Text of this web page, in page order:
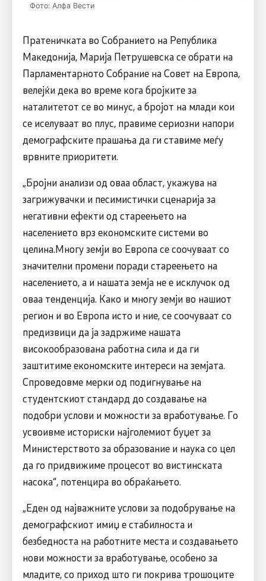
Фото: Алфа Вести
Пратеничката во Собранието на Република
Македонија, Марија Петрушевска се обрати на
Парламентарното Собрание на Совет на Европа,
велејќи дека во време кога бројките за
наталитетот се во минус, а бројот на млади кои
се иселуваат во плус, правиме сериозни напори
демографските прашања да ги ставиме меѓу
врвните приоритети.
„Бројни анализи од оваа област, укажува на
загрижувачки и песимистички сценарија за
негативни ефекти од стареењето на
населението врз економските системи во
целина.Многу земји во Европа се соочуваат со
значителни промени поради стареењето на
населението, а и нашата земја не е исклучок од
оваа тенденција. Како и многу земји во нашиот
регион и во Европа исто и ние, се соочуваат со
предизвици да ја задржиме нашата
високообразована работна сила и да ги
заштитиме економските интереси на земјата.
Спроведовме мерки од подигнување на
студентскиот стандард до создавање на
подобри услови и можности за вработување. Го
усвоивме историски најголемиот буџет за
Министерството за образование и наука со цел
да го придвижиме процесот во вистинската
насока“, потенцира во обраќањето.
„Еден од најважните услови за подобрување на
демографскиот имиџ е стабилноста и
безбедноста на работните места и создавањето
нови можности за вработување, особено за
младите, со приход што ги покрива трошоците